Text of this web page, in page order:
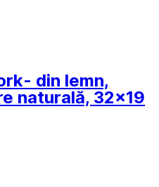
- din lemn,
naturală, 32x19